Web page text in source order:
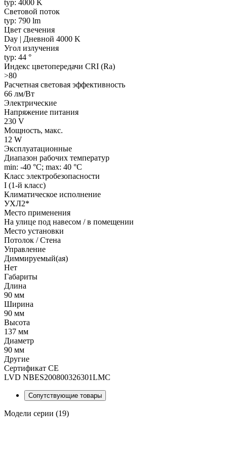
typ: 4000 K
Световой поток
typ: 790 lm
Цвет свечения
Day | Дневной 4000 K
Угол излучения
typ: 44 °
Индекс цветопередачи CRI (Ra)
>80
Расчетная световая эффективность
66 лм/Вт
Электрические
Напряжение питания
230 V
Мощность, макс.
12 W
Эксплуатационные
Диапазон рабочих температур
min: -40 °C; max: 40 °C
Класс электробезопасности
I (1-й класс)
Климатическое исполнение
УХЛ2*
Место применения
На улице под навесом / в помещении
Место установки
Потолок / Cтена
Управление
Диммируемый(ая)
Нет
Габариты
Длина
90 мм
Ширина
90 мм
Высота
137 мм
Диаметр
90 мм
Другие
Сертификат CE
LVD NBES200800326301LMC
Сопутствующие товары
Модели серии (19)